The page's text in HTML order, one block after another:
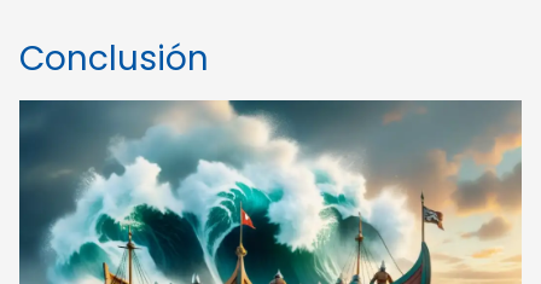
Conclusión